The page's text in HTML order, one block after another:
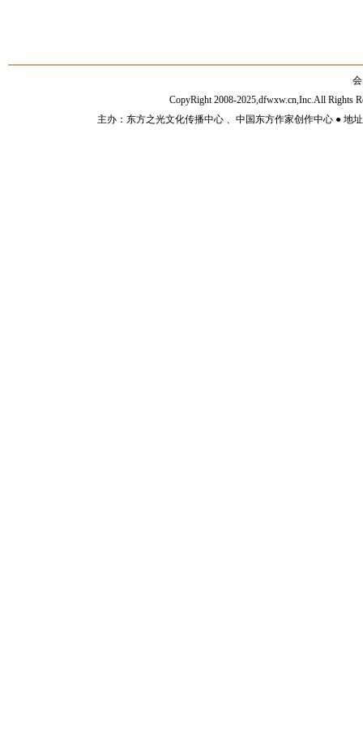
CopyRight 2008-2025,dfwxw.cn,Inc.All Rights
主办：东方之光文化传播中心 、中国东方作家创作中心 ● 地